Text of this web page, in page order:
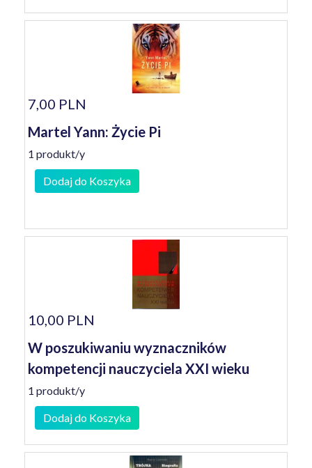
7,00 PLN
Martel Yann: Życie Pi
1 produkt/y
Dodaj do Koszyka
10,00 PLN
W poszukiwaniu wyznaczników
kompetencji nauczyciela XXI wieku
1 produkt/y
Dodaj do Koszyka